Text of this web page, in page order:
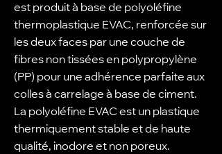
est produit à base de polyoléfine
thermoplastique EVAC, renforcée sur
les deux faces par une couche de
fibres non tissées en polypropylène
(PP) pour une adhérence parfaite aux
colles à carrelage à base de ciment.
La polyoléfine EVAC est un plastique
thermiquement stable et de haute
qualité, inodore et non poreux.